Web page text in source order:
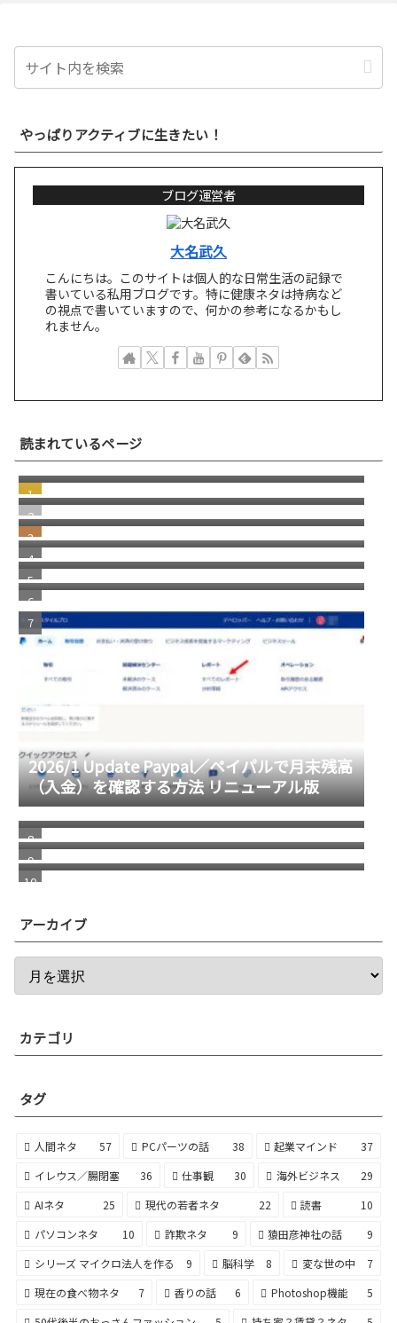
やっぱりアクティブに生きたい！
ブログ運営者
大名武久
こんにちは。このサイトは個人的な日常生活の記録で
書いている私用ブログです。特に健康ネタは持病など
の視点で書いていますので、何かの参考になるかもし
れません。
読まれているページ
突然届いた"Paris付近で新しいデバイスから
先ほどログインしましたか？"という引っか
けスパムメール
若い頃の失敗が、今の自分を助けてくれる瞬
間
windows11 への切り替え Becky2 メール 設定
の移行
日本にはパソコン修理店が多いという話
消えた スコッチブランドの 貼ってはがせるテ
ープ
福岡銀行の相次ぐ不祥事
2026/1 Update Paypal／ペイパルで月末残高
（入金）を確認する方法 リニューアル版
進化する画像システム／グーグルレンズを使
ってショップへ誘導
自分で考えることの重要性
若い頃の健康志向と、歳を重ねてからの健康
志向の違い
アーカイブ
カテゴリ
タグ
人間ネタ 57 PCパーツの話 38 起業マインド
37
イレウス／腸閉塞
36 仕事観 30 海外ビジネス
29
AIネタ
25 現代の若者ネタ 22 読書
10
パソコンネタ
10 詐欺ネタ 9 猿田彦神社の話
9
シリーズ マイクロ法人を作る
9 脳科学 8 変な世の中
7
現在の食べ物ネタ
7 香りの話 6 Photoshop機能
5